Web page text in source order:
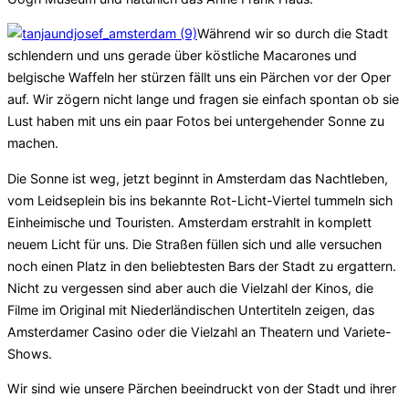
Während wir so durch die Stadt
schlendern und uns gerade über köstliche Macarones und
belgische Waffeln her stürzen fällt uns ein Pärchen vor der Oper
auf. Wir zögern nicht lange und fragen sie einfach spontan ob sie
Lust haben mit uns ein paar Fotos bei untergehender Sonne zu
machen.
Die Sonne ist weg, jetzt beginnt in Amsterdam das Nachtleben,
vom Leidseplein bis ins bekannte Rot-Licht-Viertel tummeln sich
Einheimische und Touristen. Amsterdam erstrahlt in komplett
neuem Licht für uns. Die Straßen füllen sich und alle versuchen
noch einen Platz in den beliebtesten Bars der Stadt zu ergattern.
Nicht zu vergessen sind aber auch die Vielzahl der Kinos, die
Filme im Original mit Niederländischen Untertiteln zeigen, das
Amsterdamer Casino oder die Vielzahl an Theatern und Variete-
Shows.
Wir sind wie unsere Pärchen beeindruckt von der Stadt und ihrer